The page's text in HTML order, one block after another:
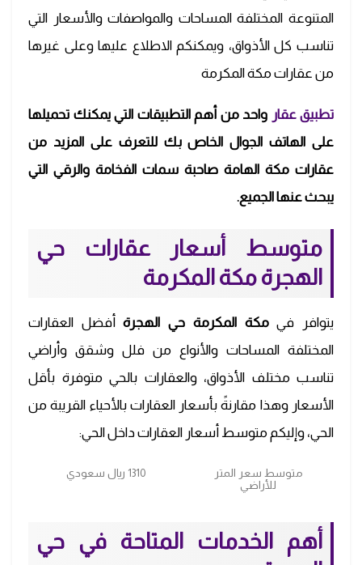
المتنوعة المختلفة المساحات والمواصفات والأسعار التي
تناسب كل الأذواق، ويمكنكم الاطلاع عليها وعلى غيرها
من عقارات مكة المكرمة
تطبيق عقار واحد من أهم التطبيقات التي يمكنك تحميلها
على الهاتف الجوال الخاص بك للتعرف على المزيد من
عقارات مكة الهامة صاحبة سمات الفخامة والرقي التي
يبحث عنها الجميع.
متوسط أسعار عقارات حي
الهجرة مكة المكرمة
يتوافر فيمكة المكرمة حي الهجرةأفضل العقارات
المختلفة المساحات والأنواع من فلل وشقق وأراضي
تناسب مختلف الأذواق، والعقارات بالحي متوفرة بأقل
الأسعار وهذا مقارنةً بأسعار العقارات بالأحياء القريبة من
الحي، وإليكم متوسط أسعار العقارات داخل الحي:
متوسط سعر المتر
للأراضي
1310 ريال سعودي
أهم الخدمات المتاحة في حي